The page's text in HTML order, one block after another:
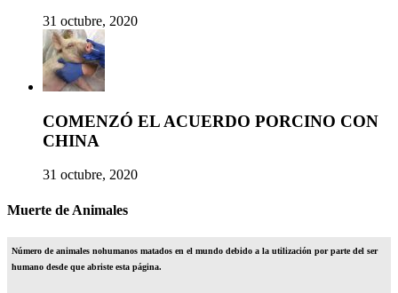
31 octubre, 2020
COMENZÓ EL ACUERDO PORCINO CON
CHINA
31 octubre, 2020
Muerte de Animales
Número de animales nohumanos matados en el mundo debido a la utilización por parte del ser
humano desde que abriste esta página.